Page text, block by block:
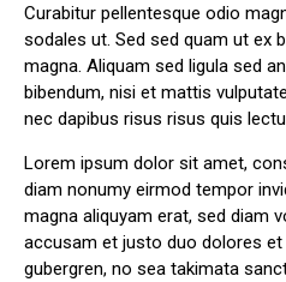
Curabitur pellentesque odio
sodales ut. Sed sed quam ut ex
magna. Aliquam sed ligula sed
bibendum, nisi et mattis
nec dapibus risus risus quis
Lorem ipsum dolor sit amet,
diam nonumy eirmod tempor
magna aliquyam erat, sed diam
accusam et justo duo dolores
gubergren, no sea takimata